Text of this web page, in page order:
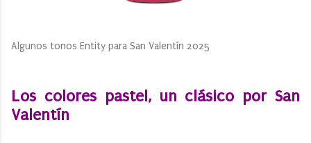
Algunos tonos Entity para San Valentín 2025
Los colores pastel, un clásico por San
Valentín